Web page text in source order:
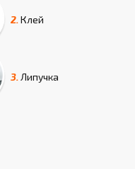
2. Клей
3. Липучка